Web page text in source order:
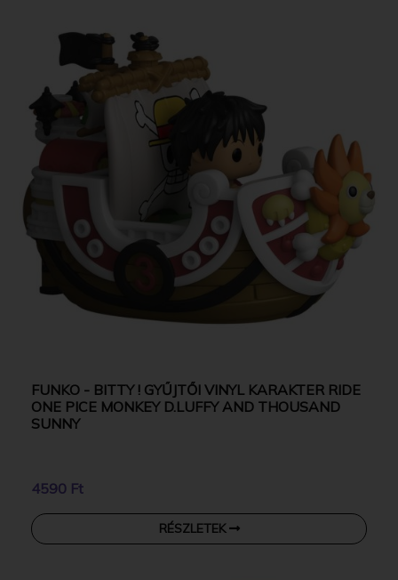
FUNKO - BITTY ! GYŰJTŐI VINYL KARAKTER RIDE
ONE PICE MONKEY D.LUFFY AND THOUSAND
SUNNY
4590 Ft
RÉSZLETEK